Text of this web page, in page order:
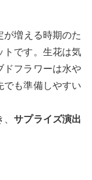
増える時期のた
トです。生花は気
ドフラワーは水や
でも準備しやすい
、サプライズ演出